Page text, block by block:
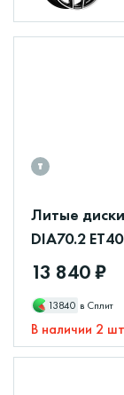
Литые
DIA70.2
13 840 ₽
13840 в Сплит
В наличии 2